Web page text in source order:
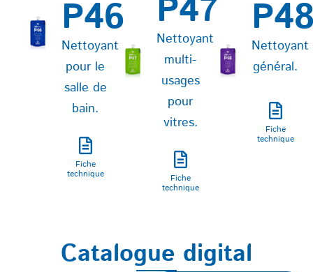
P46
Nettoyant
pour le
salle de
bain.
Fiche
technique
P47
Nettoyant
multi-
usages
pour
vitres.
Fiche
technique
Nettoyant
général.
Fiche
technique
Catalogue digital